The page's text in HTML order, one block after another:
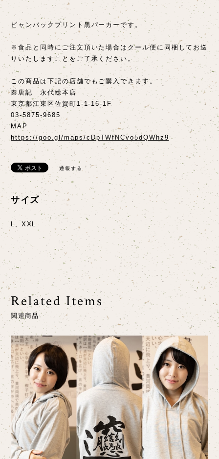
ビャンバックプリント黒パーカーです。
※食品と同時にご注文頂いた場合はクール便に同梱してお送
りいたしますことをご了承ください。
この商品は下記の店舗でもご購入できます。
秦唐記 永代総本店
東京都江東区佐賀町1-1-16-1F
03-5875-9685
MAP
https://goo.gl/maps/cDpTWfNCvo5dQWhz9
通報する
サイズ
L、XXL
Related Items
関連商品